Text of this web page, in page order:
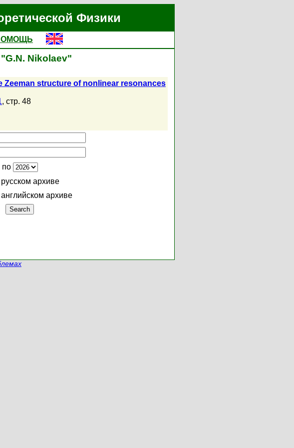
Физики
Nikolaev"
structure of nonlinear resonances
, стр. 48
по
архиве
архиве